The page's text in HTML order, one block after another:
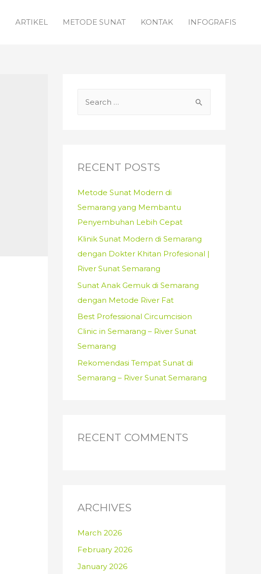
ARTIKEL METODE SUNAT KONTAK INFOGRAFIS
h
RECENT POSTS
Metode Sunat Modern di
Semarang yang Membantu
Penyembuhan Lebih Cepat
Klinik Sunat Modern di Semarang
dengan Dokter Khitan Profesional |
River Sunat Semarang
Sunat Anak Gemuk di Semarang
dengan Metode River Fat
Best Professional Circumcision
Clinic in Semarang – River Sunat
Semarang
Rekomendasi Tempat Sunat di
Semarang – River Sunat Semarang
RECENT COMMENTS
ARCHIVES
March 2026
February 2026
January 2026